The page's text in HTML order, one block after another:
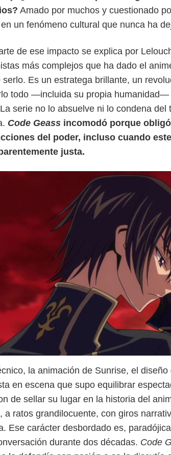
Amado por muchos y cuestionado
un fenómeno cultural que nunca ha
de ese impacto se explica por
más complejos que ha dado el
serlo. Es un estratega brillante, un
todo —incluida su propia humanidad—
serie no lo absuelve ni lo condena
Code Geass incomodó porque
del poder, incluso cuando
justa.
la animación de Sunrise, el
en escena que supo equilibrar
de sellar su lugar en la historia del
a ratos grandilocuente, con giros
Ese carácter desbordado es,
durante dos décadas. Code
Crunchyroll